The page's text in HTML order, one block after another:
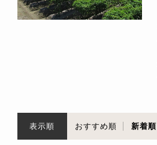
表示順 おすすめ順 新着順